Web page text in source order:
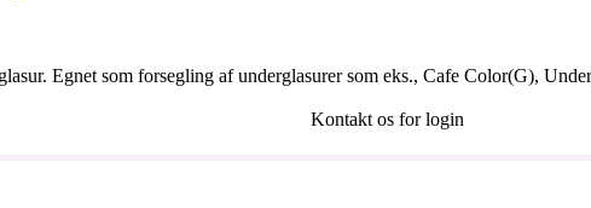
Egnet som forsegling af underglasurer som eks., Cafe Color(G),
Kontakt os for login